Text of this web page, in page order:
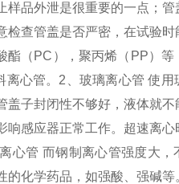
样品外泄是很重要的一点；管
查管盖是否严密，在试验时
酯（PC），聚丙烯（PP）等
心管。2、玻璃离心管 使用
盖子封闭性不够好，液体就不
感应器正常工作。超速离心
心管 而钢制离心管强度大，
的化学药品，如强酸、强碱等